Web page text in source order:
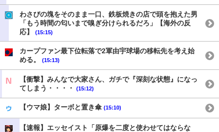
わさびの塊をそのまま一口、鉄板焼きの店で頭を抱えた男
「もう時間の匂いまで嗅ぎ分けられるだろ」【海外の反
応】
(15:15)
カープファン最下位転落で2軍由宇球場の移転先を考え始
める。
(15:13)
【衝撃】みんなで大家さん、ガチで『深刻な状態』になっ
てしまう・・・・
(15:12)
【ウマ娘】ターボと置き傘 (15:10)
【速報】エッセイスト「原爆を二度と使わせてはならな